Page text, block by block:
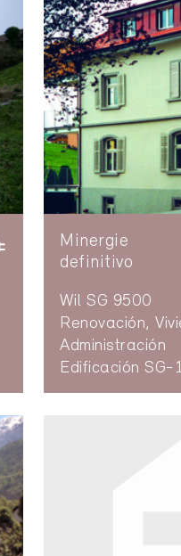
Minergie
definitivo
Wil SG 9500
Renovación,
Administración
Edificación SG-